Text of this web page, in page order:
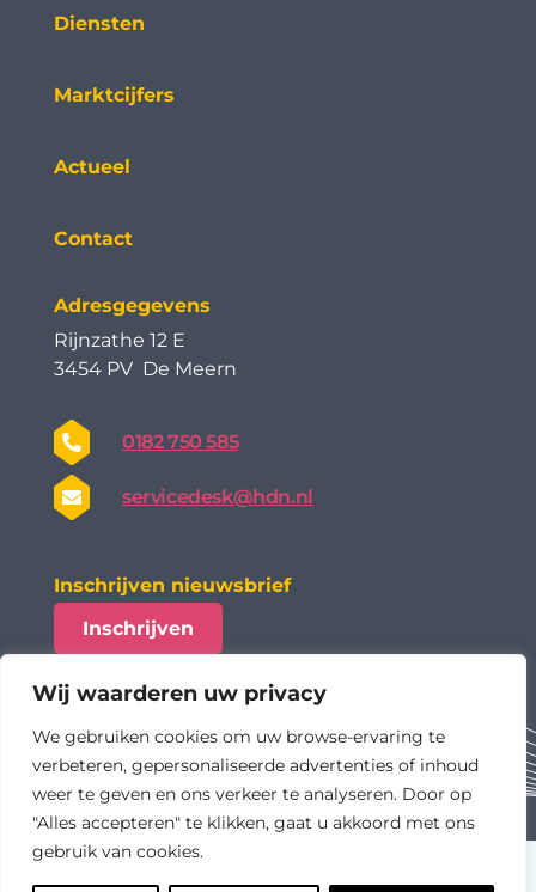
Wij waarderen uw privacy
We gebruiken cookies om uw browse-ervaring te
verbeteren, gepersonaliseerde advertenties of inhoud
weer te geven en ons verkeer te analyseren. Door op
"Alles accepteren" te klikken, gaat u akkoord met ons
gebruik van cookies.
Diensten
Marktcijfers
Actueel
Contact
Adresgegevens
Rijnzathe 12 E
3454 PV De Meern
0182 750 585
servicedesk@hdn.nl
Inschrijven nieuwsbrief
Inschrijven